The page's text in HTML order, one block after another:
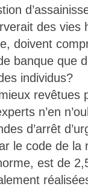
des vies
doivent
banque que
individus?
revêtues
n’en
d’arrêt
le code de la
est de